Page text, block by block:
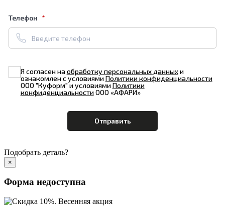
Телефон
Я согласен наобработку персональных данныхи
ознакомлен с условиямиПолитики конфиденциальности
ООО "Куформ" и условиямиПолитики
конфиденциальностиООО «АФАРИ»
Подобрать деталь?
×
Форма недоступна